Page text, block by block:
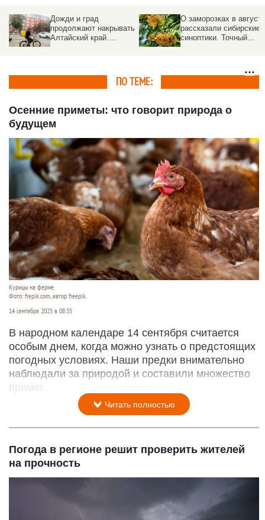
Дожди и град
продолжают накрывать
Алтайский край.
О заморозках в августе
рассказали сибирские
синоптики. Точный
ПО ТЕМЕ:
Осенние приметы: что говорит природа о
будущем
Курицы на ферме.
Фото: frepik.com, автор freepik.
14 сентября 2025 в 08:35
В народном календаре 14 сентября считается
особым днем, когда можно узнать о предстоящих
погодных условиях. Наши предки внимательно
наблюдали за природой и составили множество
примет.
Читать полностью
Погода в регионе решит проверить жителей
на прочность